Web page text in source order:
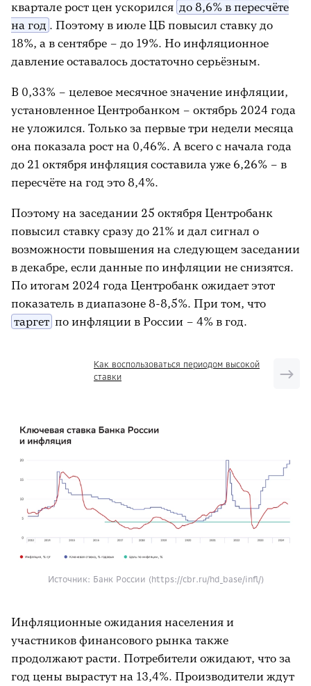
квартале рост цен ускорился до 8,6% в пересчёте
на год . Поэтому в июле ЦБ повысил ставку до
18%, а в сентябре – до 19%. Но инфляционное
давление оставалось достаточно серьёзным.
В 0,33% – целевое месячное значение инфляции,
установленное Центробанком – октябрь 2024 года
не уложился. Только за первые три недели месяца
она показала рост на 0,46%. А всего с начала года
до 21 октября инфляция составила уже 6,26% – в
пересчёте на год это 8,4%.
Поэтому на заседании 25 октября Центробанк
повысил ставку сразу до 21% и дал сигнал о
возможности повышения на следующем заседании
в декабре, если данные по инфляции не снизятся.
По итогам 2024 года Центробанк ожидает этот
показатель в диапазоне 8-8,5%. При том, что
таргет по инфляции в России – 4% в год.
Как воспользоваться периодом высокой
ставки
Источник: Банк России (https://cbr.ru/hd_base/infl/)
Инфляционные ожидания населения и
участников финансового рынка также
продолжают расти. Потребители ожидают, что за
год цены вырастут на 13,4%. Производители ждут